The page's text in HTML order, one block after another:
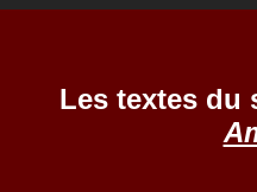
Les textes du